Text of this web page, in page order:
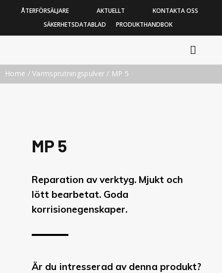
ÅTERFÖRSÄLJARE AKTUELLT
KONTAKTA OSS
SÄKERHETSDATABLAD
PRODUKTHANDBOK
Home /Varmsprutningspulver / MP 5
MP 5
Reparation av verktyg. Mjukt och
lött bearbetat. Goda
korrisionegenskaper.
Är du intresserad av denna produkt?